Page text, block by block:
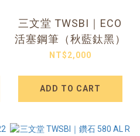
三文堂 TWSBI｜ECO
活塞鋼筆（秋藍鈦黑）
NT$2,000
ADD TO CART